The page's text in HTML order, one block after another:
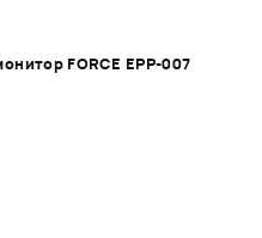
FORCE EPP-007